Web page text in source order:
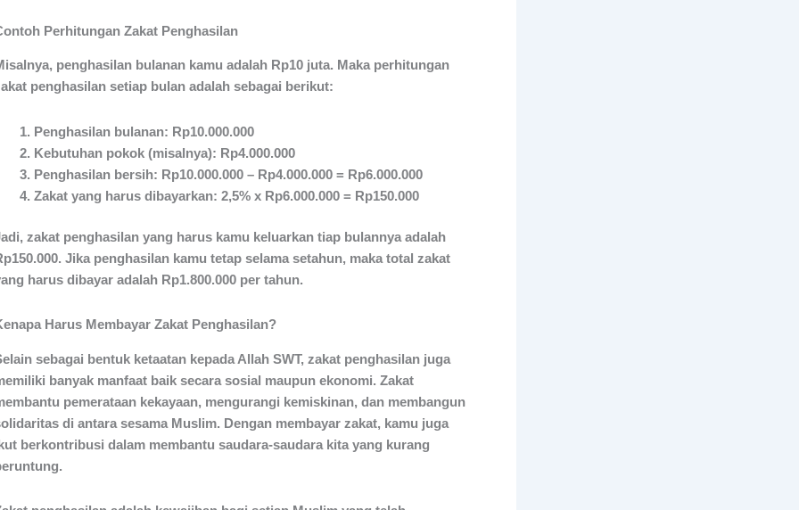
Perhitungan Zakat Penghasilan
penghasilan bulanan kamu adalah Rp10 juta. Maka perhitungan
penghasilan setiap bulan adalah sebagai berikut:
Penghasilan bulanan: Rp10.000.000
Kebutuhan pokok (misalnya): Rp4.000.000
Penghasilan bersih: Rp10.000.000 – Rp4.000.000 = Rp6.000.000
Zakat yang harus dibayarkan: 2,5% x Rp6.000.000 = Rp150.000
zakat penghasilan yang harus kamu keluarkan tiap bulannya adalah
Jika penghasilan kamu tetap selama setahun, maka total zakat
harus dibayar adalah Rp1.800.000 per tahun.
Harus Membayar Zakat Penghasilan?
sebagai bentuk ketaatan kepada Allah SWT, zakat penghasilan juga
banyak manfaat baik secara sosial maupun ekonomi. Zakat
pemerataan kekayaan, mengurangi kemiskinan, dan membangun
di antara sesama Muslim. Dengan membayar zakat, kamu juga
berkontribusi dalam membantu saudara-saudara kita yang kurang